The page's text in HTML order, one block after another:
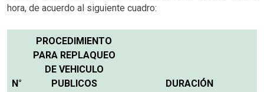
hora, de acuerdo al siguiente cuadro:
N°
PROCEDIMIENTO
PARA REPLAQUEO
DE VEHICULO
PUBLICOS
DURACIÓN